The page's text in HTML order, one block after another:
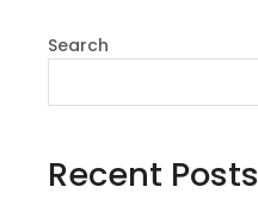
Search
Recent Posts